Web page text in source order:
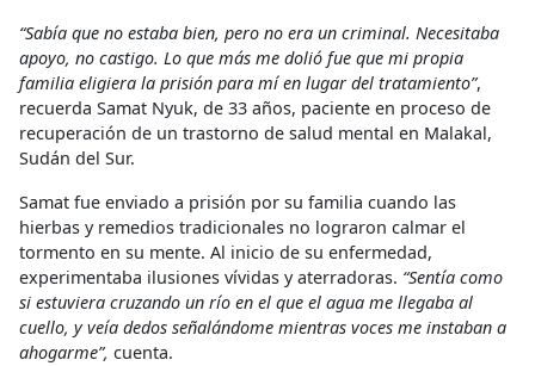
“Sabía que no estaba bien, pero no era un criminal. Necesitaba
apoyo, no castigo. Lo que más me dolió fue que mi propia
familia eligiera la prisión para mí en lugar del tratamiento”,
recuerda Samat Nyuk, de 33 años, paciente en proceso de
recuperación de un trastorno de salud mental en Malakal,
Sudán del Sur.
Samat fue enviado a prisión por su familia cuando las
hierbas y remedios tradicionales no lograron calmar el
tormento en su mente. Al inicio de su enfermedad,
experimentaba ilusiones vívidas y aterradoras. “Sentía como
si estuviera cruzando un río en el que el agua me llegaba al
cuello, y veía dedos señalándome mientras voces me instaban a
ahogarme”, cuenta.